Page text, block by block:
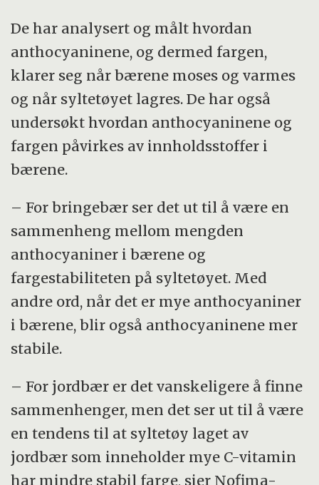
De har analysert og målt hvordan
anthocyaninene, og dermed fargen,
klarer seg når bærene moses og varmes
og når syltetøyet lagres. De har også
undersøkt hvordan anthocyaninene og
fargen påvirkes av innholdsstoffer i
bærene.
– For bringebær ser det ut til å være en
sammenheng mellom mengden
anthocyaniner i bærene og
fargestabiliteten på syltetøyet. Med
andre ord, når det er mye anthocyaniner
i bærene, blir også anthocyaninene mer
stabile.
– For jordbær er det vanskeligere å finne
sammenhenger, men det ser ut til å være
en tendens til at syltetøy laget av
jordbær som inneholder mye C-vitamin
har mindre stabil farge, sier Nofima-